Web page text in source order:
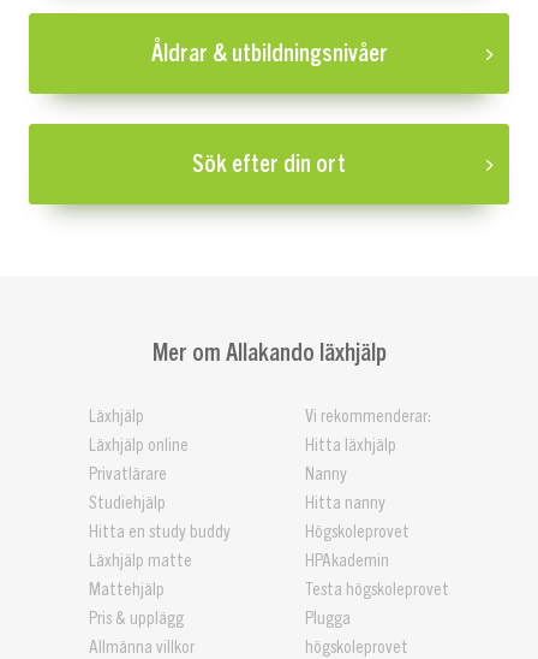
Åldrar & utbildningsnivåer
Sök efter din ort
Mer om Allakando läxhjälp
Läxhjälp
Läxhjälp online
Privatlärare
Studiehjälp
Hitta en study buddy
Läxhjälp matte
Mattehjälp
Pris & upplägg
Allmänna villkor
Vi rekommenderar:
Hitta läxhjälp
Nanny
Hitta nanny
Högskoleprovet
HPAkademin
Testa högskoleprovet
Plugga
högskoleprovet